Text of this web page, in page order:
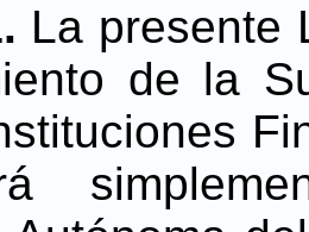
La presente
de la